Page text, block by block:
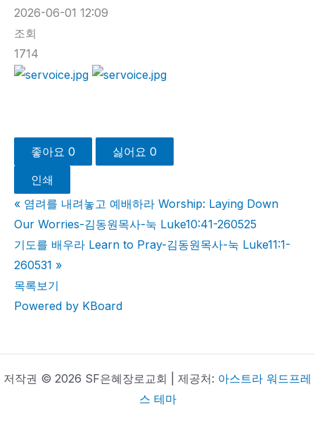
2026-06-01 12:09
조회
1714
좋아요 0 싫어요 0
인쇄
« 염려를 내려놓고 예배하라 Worship: Laying Down
Our Worries-김동원목사-눅 Luke10:41-260525
기도를 배우라 Learn to Pray-김동원목사-눅 Luke11:1-
260531 »
목록보기
Powered by KBoard
저작권 © 2026 SF은혜장로교회 | 제공처: 아스트라 워드프레
스 테마